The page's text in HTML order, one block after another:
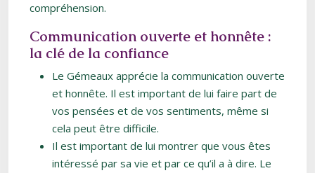
compréhension.
Communication ouverte et honnête :
la clé de la confiance
Le Gémeaux apprécie la communication ouverte
et honnête. Il est important de lui faire part de
vos pensées et de vos sentiments, même si
cela peut être difficile.
Il est important de lui montrer que vous êtes
intéressé par sa vie et par ce qu’il a à dire. Le